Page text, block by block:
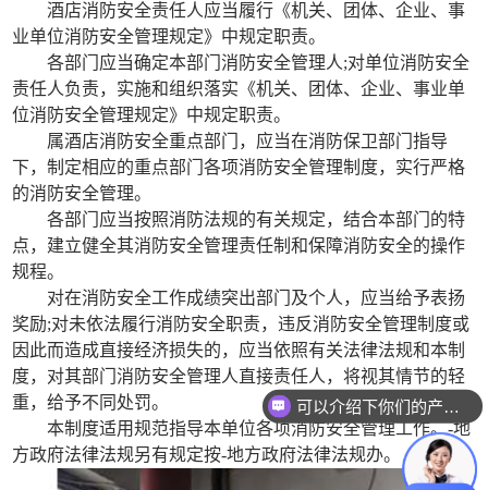
酒店消防安全责任人应当履行《机关、团体、企业、事
业单位消防安全管理规定》中规定职责。
各部门应当确定本部门消防安全管理人;对单位消防安全
责任人负责，实施和组织落实《机关、团体、企业、事业单
位消防安全管理规定》中规定职责。
属酒店消防安全重点部门，应当在消防保卫部门指导
下，制定相应的重点部门各项消防安全管理制度，实行严格
的消防安全管理。
各部门应当按照消防法规的有关规定，结合本部门的特
点，建立健全其消防安全管理责任制和保障消防安全的操作
规程。
对在消防安全工作成绩突出部门及个人，应当给予表扬
奖励;对未依法履行消防安全职责，违反消防安全管理制度或
因此而造成直接经济损失的，应当依照有关法律法规和本制
度，对其部门消防安全管理人直接责任人，将视其情节的轻
重，给予不同处罚。
本制度适用规范指导本单位各项消防安全管理工作。-地
方政府法律法规另有规定按-地方政府法律法规办。